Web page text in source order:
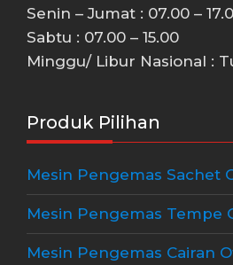
Senin – Jumat : 07.00 –
Sabtu : 07.00 – 15.00
Minggu/ Libur Nasional :
Produk Pilihan
Mesin Pengemas Sachet
Mesin Pengemas Tempe
Mesin Pengemas Cairan